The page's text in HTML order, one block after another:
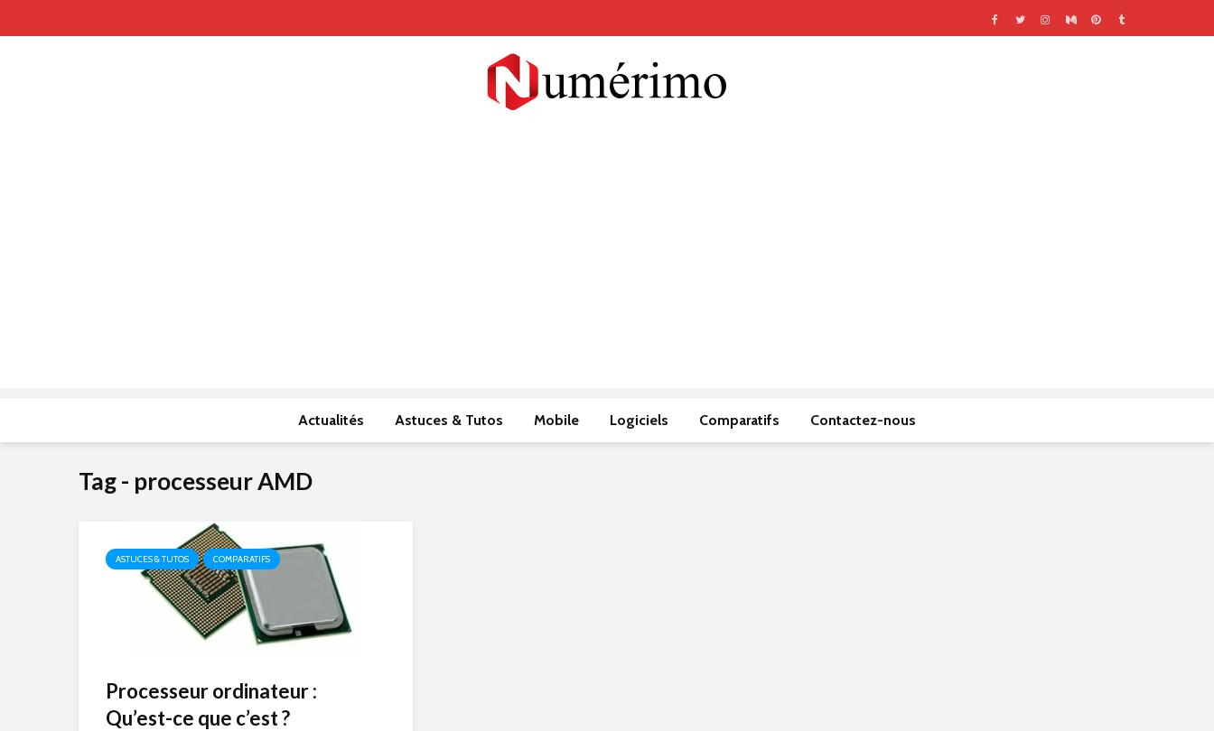
Actualités Astuces & Tutos Mobile Logiciels Comparatifs Contactez-nous
Tag - processeur AMD
ASTUCES & TUTOS COMPARATIFS
Processeur ordinateur :
Qu’est-ce que c’est ?